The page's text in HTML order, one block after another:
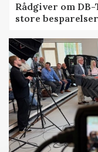
Rådgiver om
store besparelser